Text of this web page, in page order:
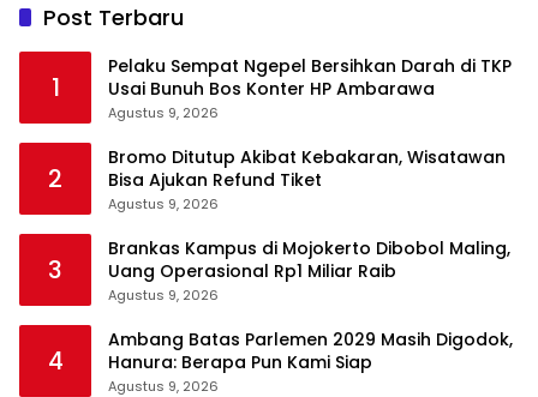
Post Terbaru
1
Pelaku Sempat Ngepel Bersihkan Darah di TKP
Usai Bunuh Bos Konter HP Ambarawa
Agustus 9, 2026
2
Bromo Ditutup Akibat Kebakaran, Wisatawan
Bisa Ajukan Refund Tiket
Agustus 9, 2026
3
Brankas Kampus di Mojokerto Dibobol Maling,
Uang Operasional Rp1 Miliar Raib
Agustus 9, 2026
4
Ambang Batas Parlemen 2029 Masih Digodok,
Hanura: Berapa Pun Kami Siap
Agustus 9, 2026